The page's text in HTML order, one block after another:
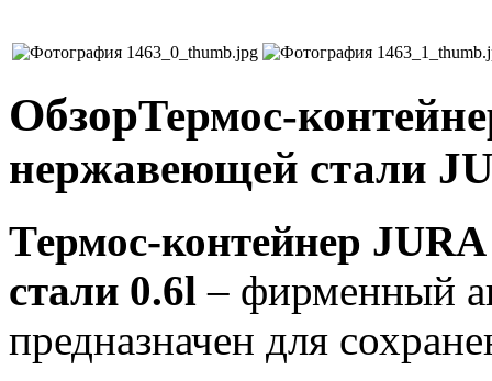
ОбзорТермос-
нержавеющей стали
Термос-контейнер
стали 0.6l – фирменный
предназначен для